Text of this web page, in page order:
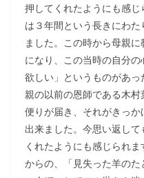
押してくれたようにも感
は３年間という長きにわ
ました。この時から母親
になり、この当時の自分
欲しい」というものがあ
親の以前の恩師である木
便りが届き、それがきっ
出来ました。今思い返し
くれたようにも感じられ
からの、「見失った羊の